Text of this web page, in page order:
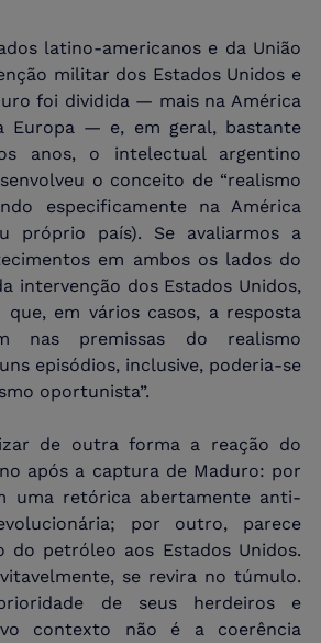
latino-americanos e da União
militar dos Estados Unidos e
foi dividida — mais na América
Europa — e, em geral, bastante
anos, o intelectual argentino
o conceito de “realismo
especificamente na América
próprio país). Se avaliarmos a
em ambos os lados do
intervenção dos Estados Unidos,
que, em vários casos, a resposta
nas premissas do realismo
episódios, inclusive, poderia-se
oportunista”.
de outra forma a reação do
após a captura de Maduro: por
uma retórica abertamente anti-
por outro, parece
do petróleo aos Estados Unidos.
se revira no túmulo.
de seus herdeiros e
contexto não é a coerência